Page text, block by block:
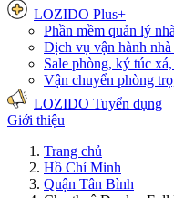
LOZIDO Plus+
Phần mềm quản lý
Dịch vụ vận hành nhà
Sale phòng, ký túc
Vận chuyển phòng
LOZIDO Tuyển dụng
Giới thiệu
Trang chủ
Hồ Chí Minh
Quận Tân Bình